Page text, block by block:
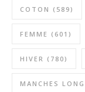
COTON (589)
FEMME (601)
HIVER (780)
MANCHES